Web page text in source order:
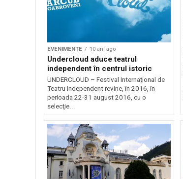
EVENIMENTE 10 ani ago
Undercloud aduce teatrul
independent în centrul istoric
UNDERCLOUD – Festival Internaţional de
Teatru Independent revine, în 2016, în
perioada 22-31 august 2016, cu o
selecţie...